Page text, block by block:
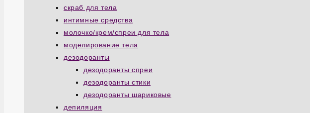
скраб для тела
интимные средства
молочко/крем/спреи для тела
моделирование тела
дезодоранты
дезодоранты спреи
дезодоранты стики
дезодоранты шариковые
депиляция